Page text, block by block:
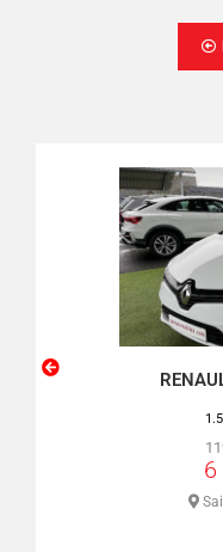
CLIO IV SOCIETE